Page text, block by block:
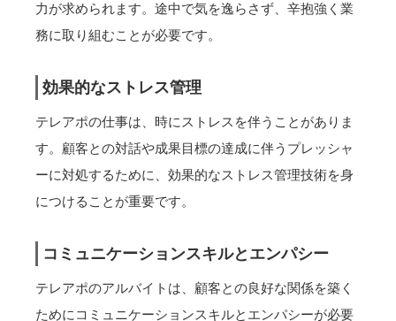
力が求められます。途中で気を逸らさず、辛抱強く業
務に取り組むことが必要です。
効果的なストレス管理
テレアポの仕事は、時にストレスを伴うことがありま
す。顧客との対話や成果目標の達成に伴うプレッシャ
ーに対処するために、効果的なストレス管理技術を身
につけることが重要です。
コミュニケーションスキルとエンパシー
テレアポのアルバイトは、顧客との良好な関係を築く
ためにコミュニケーションスキルとエンパシーが必要